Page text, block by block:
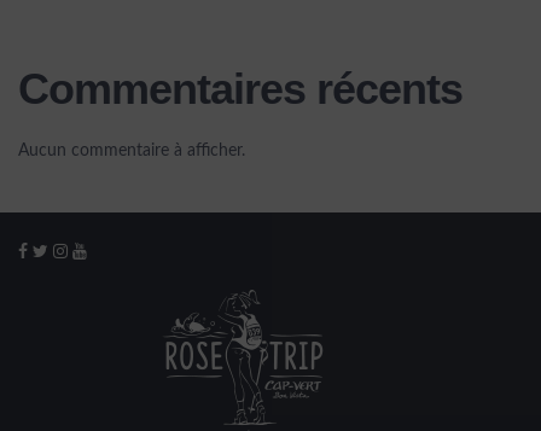
Commentaires récents
Aucun commentaire à afficher.